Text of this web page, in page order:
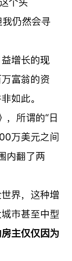
我仍然会寻
增长的现
富翁的资
如此。
，所谓的“日
万美元之间
内翻了两
界，这种增
市甚至中型
主仅仅因为